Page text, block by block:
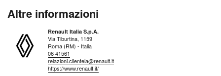
Altre informazioni
Renault Italia S.p.A.
Via Tiburtina, 1159
Roma (RM) - Italia
06 41561
relazioni.clientela@renault.it
https://www.renault.it/